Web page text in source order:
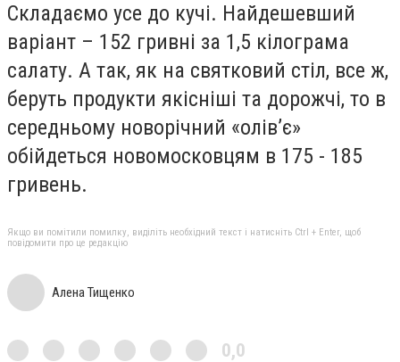
Складаємо усе до кучі. Найдешевший
варіант – 152 гривні за 1,5 кілограма
салату. А так, як на святковий стіл, все ж,
беруть продукти якісніші та дорожчі, то в
середньому новорічний «олів’є»
обійдеться новомосковцям в 175 - 185
гривень.
Якщо ви помітили помилку, виділіть необхідний текст і натисніть Ctrl + Enter, щоб
повідомити про це редакцію
Алена Тищенко
0,0